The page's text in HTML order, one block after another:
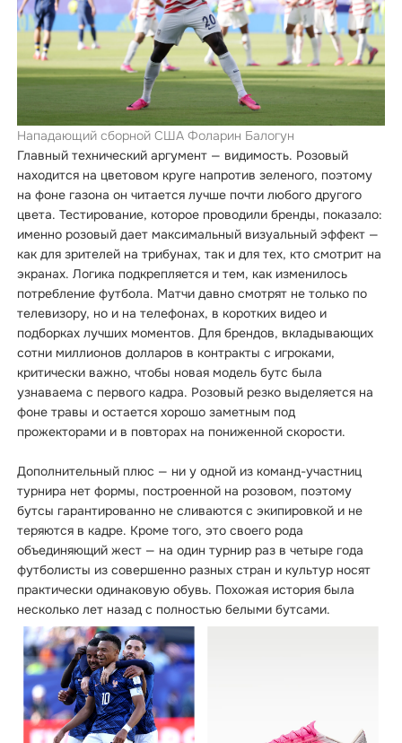
Нападающий сборной США Фоларин Балогун
Главный технический аргумент — видимость. Розовый
находится на цветовом круге напротив зеленого, поэтому
на фоне газона он читается лучше почти любого другого
цвета. Тестирование, которое проводили бренды, показало:
именно розовый дает максимальный визуальный эффект —
как для зрителей на трибунах, так и для тех, кто смотрит на
экранах. Логика подкрепляется и тем, как изменилось
потребление футбола. Матчи давно смотрят не только по
телевизору, но и на телефонах, в коротких видео и
подборках лучших моментов. Для брендов, вкладывающих
сотни миллионов долларов в контракты с игроками,
критически важно, чтобы новая модель бутс была
узнаваема с первого кадра. Розовый резко выделяется на
фоне травы и остается хорошо заметным под
прожекторами и в повторах на пониженной скорости.
Дополнительный плюс — ни у одной из команд-участниц
турнира нет формы, построенной на розовом, поэтому
бутсы гарантированно не сливаются с экипировкой и не
теряются в кадре. Кроме того, это своего рода
объединяющий жест — на один турнир раз в четыре года
футболисты из совершенно разных стран и культур носят
практически одинаковую обувь. Похожая история была
несколько лет назад с полностью белыми бутсами.